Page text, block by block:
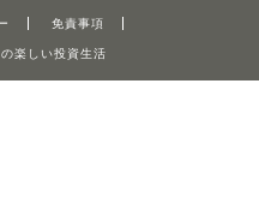
免責事項
楽しい投資生活